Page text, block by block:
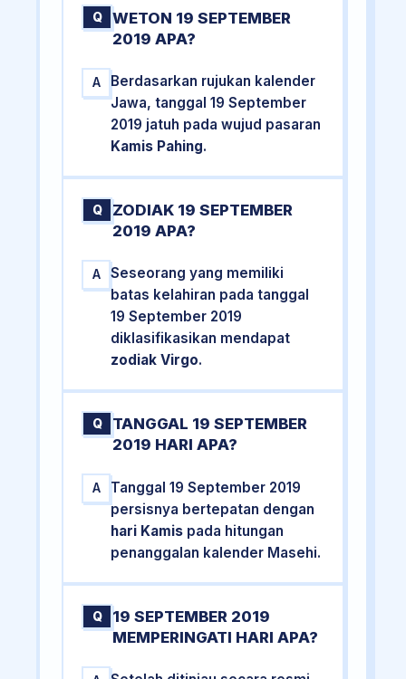
Q
WETON 19 SEPTEMBER
2019 APA?
A
Berdasarkan rujukan kalender
Jawa, tanggal 19 September
2019 jatuh pada wujud pasaran
Kamis Pahing.
Q
ZODIAK 19 SEPTEMBER
2019 APA?
A
Seseorang yang memiliki
batas kelahiran pada tanggal
19 September 2019
diklasifikasikan mendapat
zodiak Virgo.
Q
TANGGAL 19 SEPTEMBER
2019 HARI APA?
A
Tanggal 19 September 2019
persisnya bertepatan dengan
hari Kamis pada hitungan
penanggalan kalender Masehi.
Q
19 SEPTEMBER 2019
MEMPERINGATI HARI APA?